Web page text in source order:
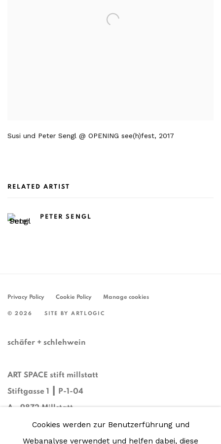
Susi und Peter Sengl @ OPENING see(h)fest, 2017
RELATED ARTIST
PETER SENGL
Privacy Policy Cookie Policy Manage cookies
© 2026 SITE BY ARTLOGIC
schäfer + schlehwein
ART SPACE stift millstatt
Stiftgasse 1 ┃ P-1-04
A - 9872 Millstatt
Phone:
Cookies werden zur Benutzerführung und
Webanalyse verwendet und helfen dabei, diese